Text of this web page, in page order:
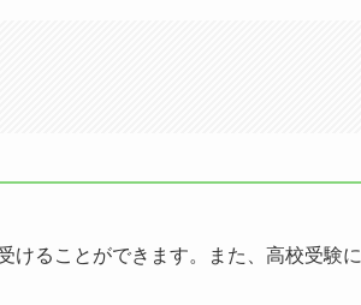
けることができます。また、高校受験に